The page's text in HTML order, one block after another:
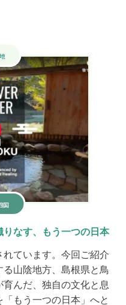
国
なす、もう一つの日本
ています。今回ご紹介
山陰地方、島根県と鳥
んだ、独自の文化と息
もう一つの日本」へと